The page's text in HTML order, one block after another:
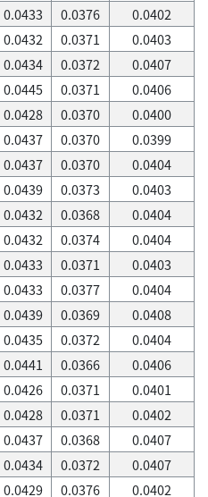
0.0433 0.0376
0.0402
0.0432 0.0371
0.0403
0.0434 0.0372
0.0407
0.0445 0.0371
0.0406
0.0428 0.0370
0.0400
0.0437 0.0370
0.0399
0.0437 0.0370
0.0404
0.0439 0.0373
0.0403
0.0432 0.0368
0.0404
0.0432 0.0374
0.0404
0.0433 0.0371
0.0403
0.0433 0.0377
0.0404
0.0439 0.0369
0.0408
0.0435 0.0372
0.0404
0.0441 0.0366
0.0406
0.0426 0.0371
0.0401
0.0428 0.0371
0.0402
0.0437 0.0368
0.0407
0.0434 0.0372
0.0407
0.0429 0.0376 0.0402